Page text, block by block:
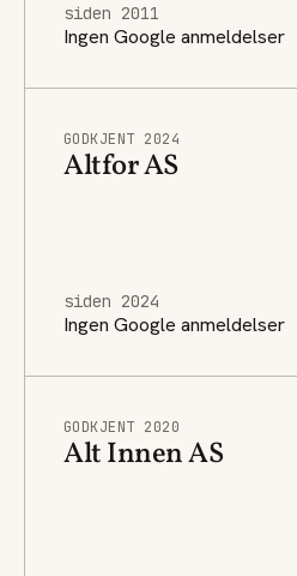
siden 2011
Ingen Google anmeldelser
GODKJENT 2024
Altfor AS
siden 2024
Ingen Google anmeldelser
GODKJENT 2020
Alt Innen AS